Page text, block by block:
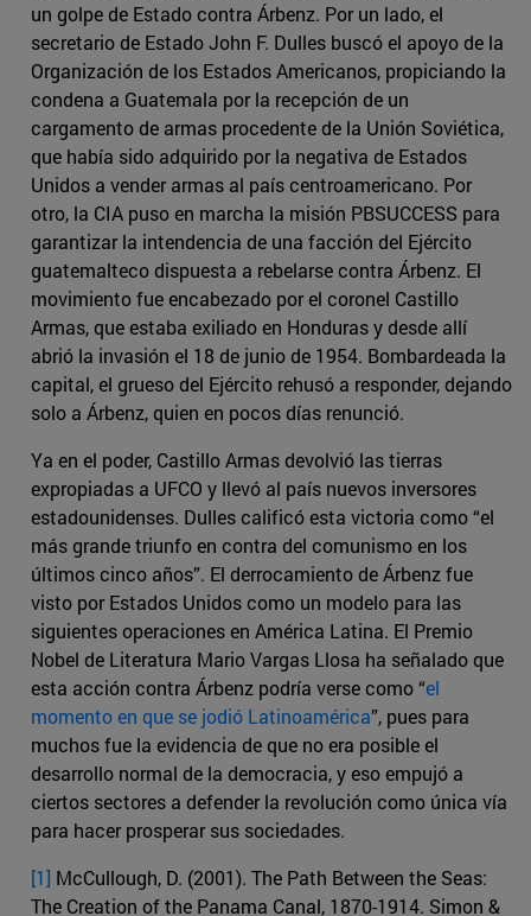
un golpe de Estado contra Árbenz. Por un lado, el
secretario de Estado John F. Dulles buscó el apoyo de la
Organización de los Estados Americanos, propiciando la
condena a Guatemala por la recepción de un
cargamento de armas procedente de la Unión Soviética,
que había sido adquirido por la negativa de Estados
Unidos a vender armas al país centroamericano. Por
otro, la CIA puso en marcha la misión PBSUCCESS para
garantizar la intendencia de una facción del Ejército
guatemalteco dispuesta a rebelarse contra Árbenz. El
movimiento fue encabezado por el coronel Castillo
Armas, que estaba exiliado en Honduras y desde allí
abrió la invasión el 18 de junio de 1954. Bombardeada la
capital, el grueso del Ejército rehusó a responder, dejando
solo a Árbenz, quien en pocos días renunció.
Ya en el poder, Castillo Armas devolvió las tierras
expropiadas a UFCO y llevó al país nuevos inversores
estadounidenses. Dulles calificó esta victoria como “el
más grande triunfo en contra del comunismo en los
últimos cinco años”. El derrocamiento de Árbenz fue
visto por Estados Unidos como un modelo para las
siguientes operaciones en América Latina. El Premio
Nobel de Literatura Mario Vargas Llosa ha señalado que
esta acción contra Árbenz podría verse como “el
momento en que se jodió Latinoamérica”, pues para
muchos fue la evidencia de que no era posible el
desarrollo normal de la democracia, y eso empujó a
ciertos sectores a defender la revolución como única vía
para hacer prosperar sus sociedades.
[1] McCullough, D. (2001). The Path Between the Seas:
The Creation of the Panama Canal, 1870-1914. Simon &